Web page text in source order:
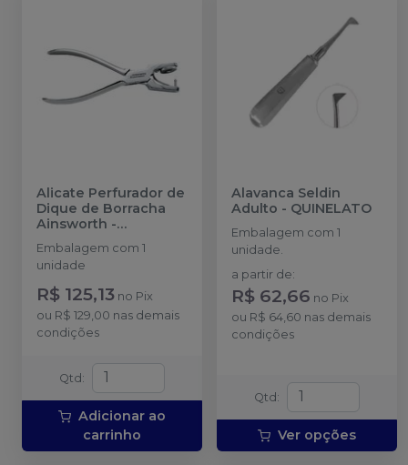
Alicate Perfurador de
Dique de Borracha
Ainsworth -
GOLGRAN
Embalagem com 1
unidade
R$ 125,13 no Pix
ou R$ 129,00 nas demais
condições
Qtd :
Adicionar ao
carrinho
Alavanca Seldin
Adulto - QUINELATO
Embalagem com 1
unidade.
a partir de:
R$ 62,66 no Pix
ou R$ 64,60 nas demais
condições
Qtd :
Ver opções